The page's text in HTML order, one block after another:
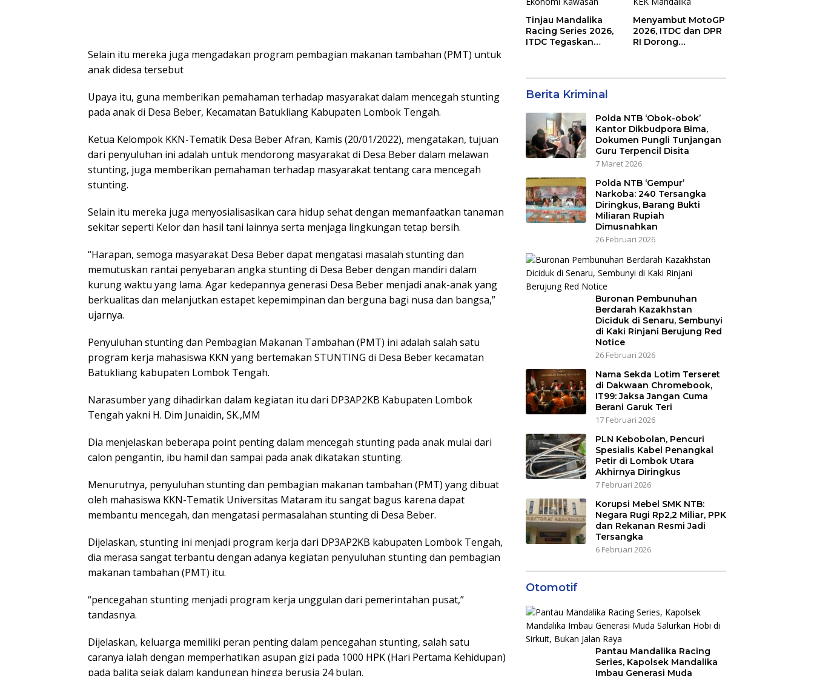
Selain itu mereka juga mengadakan program pembagian makanan tambahan (PMT) untuk
anak didesa tersebut
Upaya itu, guna memberikan pemahaman terhadap masyarakat dalam mencegah stunting
pada anak di Desa Beber, Kecamatan Batukliang Kabupaten Lombok Tengah.
Ketua Kelompok KKN-Tematik Desa Beber Afran, Kamis (20/01/2022), mengatakan, tujuan
dari penyuluhan ini adalah untuk mendorong masyarakat di Desa Beber dalam melawan
stunting, juga memberikan pemahaman terhadap masyarakat tentang cara mencegah
stunting.
Selain itu mereka juga menyosialisasikan cara hidup sehat dengan memanfaatkan tanaman
sekitar seperti Kelor dan hasil tani lainnya serta menjaga lingkungan tetap bersih.
“Harapan, semoga masyarakat Desa Beber dapat mengatasi masalah stunting dan
memutuskan rantai penyebaran angka stunting di Desa Beber dengan mandiri dalam
kurung waktu yang lama. Agar kedepannya generasi Desa Beber menjadi anak-anak yang
berkualitas dan melanjutkan estapet kepemimpinan dan berguna bagi nusa dan bangsa,”
ujarnya.
Penyuluhan stunting dan Pembagian Makanan Tambahan (PMT) ini adalah salah satu
program kerja mahasiswa KKN yang bertemakan STUNTING di Desa Beber kecamatan
Batukliang kabupaten Lombok Tengah.
Narasumber yang dihadirkan dalam kegiatan itu dari DP3AP2KB Kabupaten Lombok
Tengah yakni H. Dim Junaidin, SK.,MM
Dia menjelaskan beberapa point penting dalam mencegah stunting pada anak mulai dari
calon pengantin, ibu hamil dan sampai pada anak dikatakan stunting.
Menurutnya, penyuluhan stunting dan pembagian makanan tambahan (PMT) yang dibuat
oleh mahasiswa KKN-Tematik Universitas Mataram itu sangat bagus karena dapat
membantu mencegah, dan mengatasi permasalahan stunting di Desa Beber.
Dijelaskan, stunting ini menjadi program kerja dari DP3AP2KB kabupaten Lombok Tengah,
dia merasa sangat terbantu dengan adanya kegiatan penyuluhan stunting dan pembagian
makanan tambahan (PMT) itu.
“pencegahan stunting menjadi program kerja unggulan dari pemerintahan pusat,”
tandasnya.
Dijelaskan, keluarga memiliki peran penting dalam pencegahan stunting, salah satu
caranya ialah dengan memperhatikan asupan gizi pada 1000 HPK (Hari Pertama Kehidupan)
pada balita sejak dalam kandungan hingga berusia 24 bulan.
Tinjau Mandalika
Racing Series 2026,
ITDC Tegaskan
Menyambut MotoGP
2026, ITDC dan DPR
RI Dorong
Berita Kriminal
Polda NTB ‘Obok-obok’
Kantor Dikbudpora Bima,
Dokumen Pungli Tunjangan
Guru Terpencil Disita
7 Maret 2026
Polda NTB ‘Gempur’
Narkoba: 240 Tersangka
Diringkus, Barang Bukti
Miliaran Rupiah
Dimusnahkan
26 Februari 2026
Buronan Pembunuhan
Berdarah Kazakhstan
Diciduk di Senaru, Sembunyi
di Kaki Rinjani Berujung Red
Notice
26 Februari 2026
Nama Sekda Lotim Terseret
di Dakwaan Chromebook,
IT99: Jaksa Jangan Cuma
Berani Garuk Teri
17 Februari 2026
PLN Kebobolan, Pencuri
Spesialis Kabel Penangkal
Petir di Lombok Utara
Akhirnya Diringkus
7 Februari 2026
Korupsi Mebel SMK NTB:
Negara Rugi Rp2,2 Miliar, PPK
dan Rekanan Resmi Jadi
Tersangka
6 Februari 2026
Otomotif
Pantau Mandalika Racing
Series, Kapolsek Mandalika
Imbau Generasi Muda